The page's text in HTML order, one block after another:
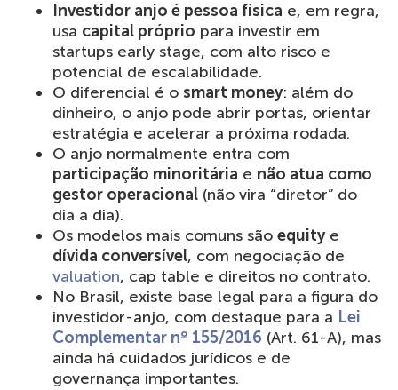
Investidor anjo é pessoa física e, em regra,
usa capital próprio para investir em
startups early stage, com alto risco e
potencial de escalabilidade.
O diferencial é o smart money: além do
dinheiro, o anjo pode abrir portas, orientar
estratégia e acelerar a próxima rodada.
O anjo normalmente entra com
participação minoritária e não atua como
gestor operacional(não vira “diretor” do
dia a dia).
Os modelos mais comuns são equitye
dívida conversível, com negociação de
valuation, cap table e direitos no contrato.
No Brasil, existe base legal para a figura do
investidor-anjo, com destaque para a Lei
Complementar nº 155/2016 (Art. 61-A), mas
ainda há cuidados jurídicos e de
governança importantes.